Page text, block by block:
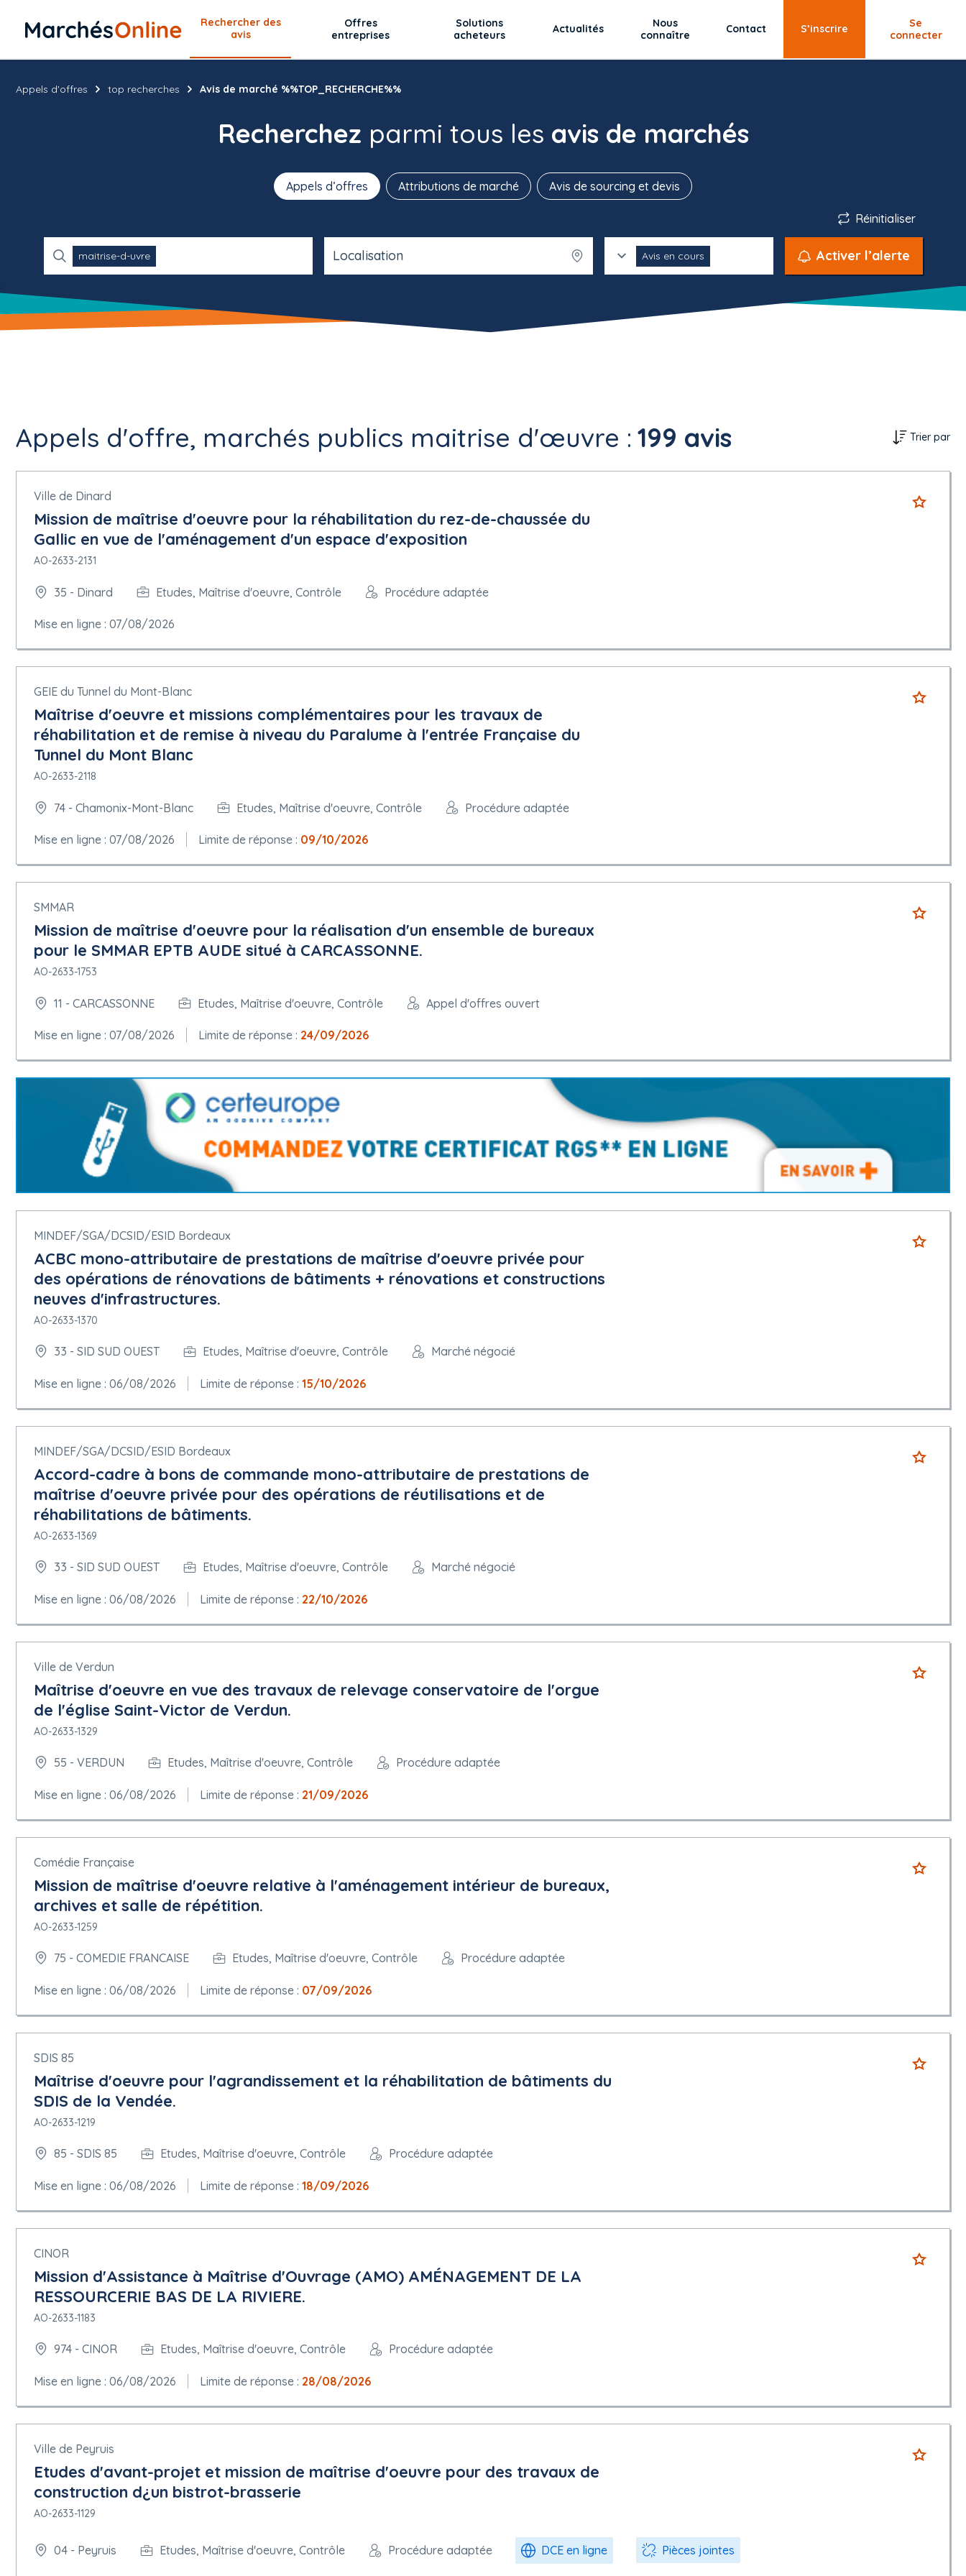
Rechercher des
avis
Offres
entreprises
Solutions
acheteurs
Actualités
Nous
connaître
Contact S’inscrire
Se
connecter
Recherchez parmi tous les avis de marchés
Appels d’offres Attributions de marché Avis de sourcing et devis
Réinitialiser
maitrise-d-uvre Localisation Avis en cours Activer l’alerte
Appels d'offres top recherches Avis de marché %%TOP_RECHERCHE%%
Appels d'offre, marchés publics maitrise d'œuvre : 199 avis Trier par
Ville de Dinard
Mission de maîtrise d'oeuvre pour la réhabilitation du rez-de-chaussée du
Gallic en vue de l'aménagement d'un espace d'exposition
AO-2633-2131
35 - Dinard Etudes, Maîtrise d'oeuvre, Contrôle Procédure adaptée
Mise en ligne : 07/08/2026
GEIE du Tunnel du Mont-Blanc
Maîtrise d'oeuvre et missions complémentaires pour les travaux de
réhabilitation et de remise à niveau du Paralume à l'entrée Française du
Tunnel du Mont Blanc
AO-2633-2118
74 - Chamonix-Mont-Blanc Etudes, Maîtrise d'oeuvre, Contrôle Procédure adaptée
Mise en ligne : 07/08/2026 Limite de réponse : 09/10/2026
SMMAR
Mission de maîtrise d'oeuvre pour la réalisation d'un ensemble de bureaux
pour le SMMAR EPTB AUDE situé à CARCASSONNE.
AO-2633-1753
11 - CARCASSONNE Etudes, Maîtrise d'oeuvre, Contrôle Appel d'offres ouvert
Mise en ligne : 07/08/2026 Limite de réponse : 24/09/2026
MINDEF/SGA/DCSID/ESID Bordeaux
ACBC mono-attributaire de prestations de maîtrise d'oeuvre privée pour
des opérations de rénovations de bâtiments + rénovations et constructions
neuves d'infrastructures.
AO-2633-1370
33 - SID SUD OUEST Etudes, Maîtrise d'oeuvre, Contrôle Marché négocié
Mise en ligne : 06/08/2026 Limite de réponse : 15/10/2026
MINDEF/SGA/DCSID/ESID Bordeaux
Accord-cadre à bons de commande mono-attributaire de prestations de
maîtrise d'oeuvre privée pour des opérations de réutilisations et de
réhabilitations de bâtiments.
AO-2633-1369
33 - SID SUD OUEST Etudes, Maîtrise d'oeuvre, Contrôle Marché négocié
Mise en ligne : 06/08/2026 Limite de réponse : 22/10/2026
Ville de Verdun
Maîtrise d'oeuvre en vue des travaux de relevage conservatoire de l'orgue
de l'église Saint-Victor de Verdun.
AO-2633-1329
55 - VERDUN Etudes, Maîtrise d'oeuvre, Contrôle Procédure adaptée
Mise en ligne : 06/08/2026 Limite de réponse : 21/09/2026
Comédie Française
Mission de maîtrise d'oeuvre relative à l'aménagement intérieur de bureaux,
archives et salle de répétition.
AO-2633-1259
75 - COMEDIE FRANCAISE Etudes, Maîtrise d'oeuvre, Contrôle Procédure adaptée
Mise en ligne : 06/08/2026 Limite de réponse : 07/09/2026
SDIS 85
Maîtrise d'oeuvre pour l'agrandissement et la réhabilitation de bâtiments du
SDIS de la Vendée.
AO-2633-1219
85 - SDIS 85 Etudes, Maîtrise d'oeuvre, Contrôle Procédure adaptée
Mise en ligne : 06/08/2026 Limite de réponse : 18/09/2026
CINOR
Mission d'Assistance à Maîtrise d'Ouvrage (AMO) AMÉNAGEMENT DE LA
RESSOURCERIE BAS DE LA RIVIERE.
AO-2633-1183
974 - CINOR Etudes, Maîtrise d'oeuvre, Contrôle Procédure adaptée
Mise en ligne : 06/08/2026 Limite de réponse : 28/08/2026
Ville de Peyruis
Etudes d'avant-projet et mission de maîtrise d'oeuvre pour des travaux de
construction d¿un bistrot-brasserie
AO-2633-1129
04 - Peyruis Etudes, Maîtrise d'oeuvre, Contrôle Procédure adaptée DCE en ligne Pièces jointes